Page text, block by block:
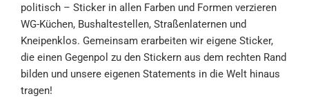
politisch – Sticker in allen Farben und Formen verzieren
WG-Küchen, Bushaltestellen, Straßenlaternen und
Kneipenklos. Gemeinsam erarbeiten wir eigene Sticker,
die einen Gegenpol zu den Stickern aus dem rechten Rand
bilden und unsere eigenen Statements in die Welt hinaus
tragen!